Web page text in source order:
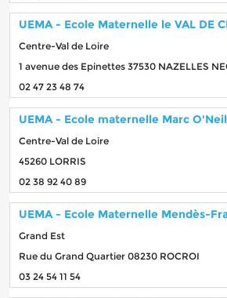
UEMA - Ecole Maternelle le VAL DE
Centre-Val de Loire
1 avenue des Epinettes 37530 NAZELLES
02 47 23 48 74
UEMA - Ecole maternelle Marc
Centre-Val de Loire
45260 LORRIS
02 38 92 40 89
UEMA - Ecole Maternelle Mendès-
Grand Est
Rue du Grand Quartier 08230 ROCROI
03 24 54 11 54